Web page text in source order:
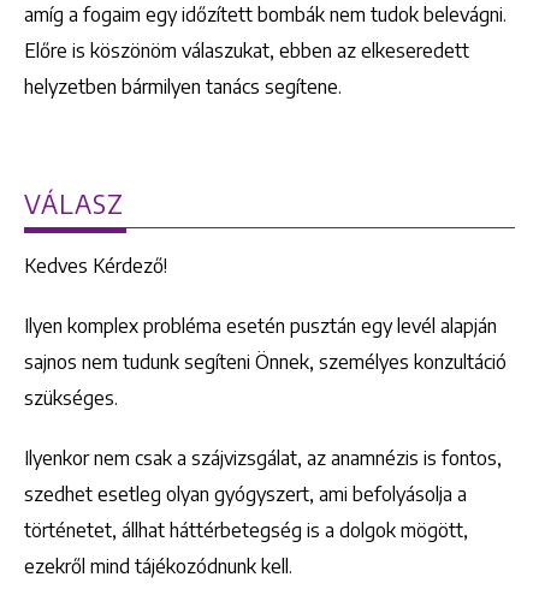
amíg a fogaim egy időzített bombák nem tudok belevágni.
Előre is köszönöm válaszukat, ebben az elkeseredett
helyzetben bármilyen tanács segítene.
VÁLASZ
Kedves Kérdező!
Ilyen komplex probléma esetén pusztán egy levél alapján
sajnos nem tudunk segíteni Önnek, személyes konzultáció
szükséges.
Ilyenkor nem csak a szájvizsgálat, az anamnézis is fontos,
szedhet esetleg olyan gyógyszert, ami befolyásolja a
történetet, állhat háttérbetegség is a dolgok mögött,
ezekről mind tájékozódnunk kell.